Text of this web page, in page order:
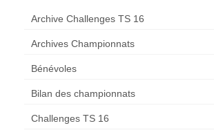
Archive Challenges TS 16
Archives Championnats
Bénévoles
Bilan des championnats
Challenges TS 16